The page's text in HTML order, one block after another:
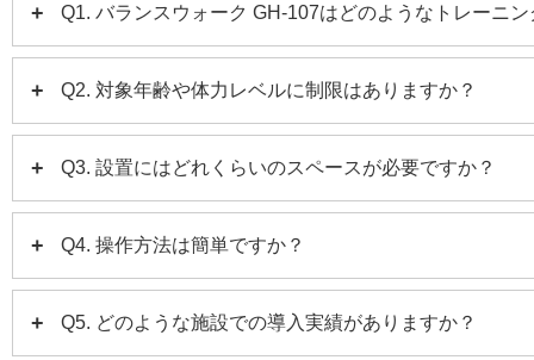
Q1. バランスウォーク GH-107はどのようなトレーニ
機器です。特に高齢者の転倒予防やリハビリに適していま
Q2. 対象年齢や体力レベルに制限はありますか？
能なため、個人のレベルに応じたトレーニングが可能です
Q3. 設置にはどれくらいのスペースが必要ですか？
は製品ページをご確認ください。
Q4. 操作方法は簡単ですか？
う設計されています。
Q5. どのような施設での導入実績がありますか？